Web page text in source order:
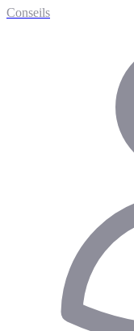
Conseils